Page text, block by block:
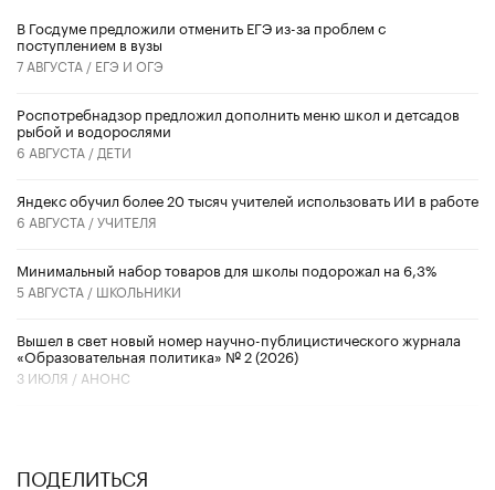
В Госдуме предложили отменить ЕГЭ из-за проблем с
поступлением в вузы
7 АВГУСТА / ЕГЭ И ОГЭ
Роспотребнадзор предложил дополнить меню школ и детсадов
рыбой и водорослями
6 АВГУСТА / ДЕТИ
​Яндекс обучил более 20 тысяч учителей использовать ИИ в работе
6 АВГУСТА /УЧИТЕЛЯ
Минимальный набор товаров для школы подорожал на 6,3%
5 АВГУСТА / ШКОЛЬНИКИ
Вышел в свет новый номер научно-публицистического журнала
«Образовательная политика» № 2 (2026)
3 ИЮЛЯ / АНОНС
ПОДЕЛИТЬСЯ